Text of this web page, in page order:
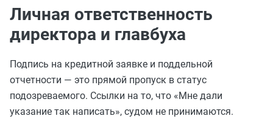
Личная ответственность
директора и главбуха
Подпись на кредитной заявке и поддельной
отчетности — это прямой пропуск в статус
подозреваемого. Ссылки на то, что «Мне дали
указание так написать», судом не принимаются.